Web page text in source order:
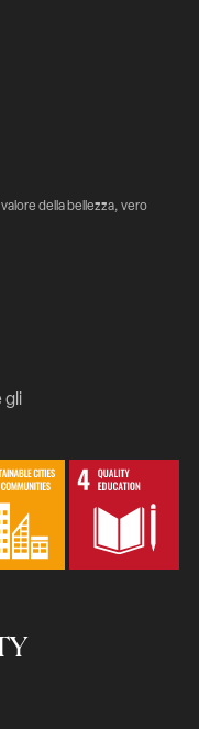
della bellezza, vero
gli